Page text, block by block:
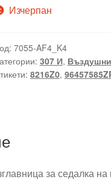
Изчерпан
7055-AF4_K4
307 И,
8216Z0,
за седалка